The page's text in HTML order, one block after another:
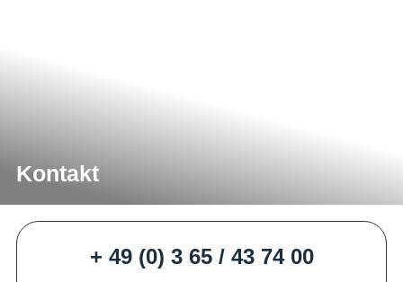
Kontakt
+ 49 (0) 3 65 / 43 74 00